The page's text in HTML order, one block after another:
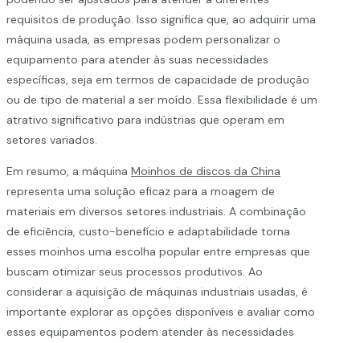
requisitos de produção. Isso significa que, ao adquirir uma
máquina usada, as empresas podem personalizar o
equipamento para atender às suas necessidades
específicas, seja em termos de capacidade de produção
ou de tipo de material a ser moído. Essa flexibilidade é um
atrativo significativo para indústrias que operam em
setores variados.
Em resumo, a máquina Moinhos de discos da China
representa uma solução eficaz para a moagem de
materiais em diversos setores industriais. A combinação
de eficiência, custo-benefício e adaptabilidade torna
esses moinhos uma escolha popular entre empresas que
buscam otimizar seus processos produtivos. Ao
considerar a aquisição de máquinas industriais usadas, é
importante explorar as opções disponíveis e avaliar como
esses equipamentos podem atender às necessidades